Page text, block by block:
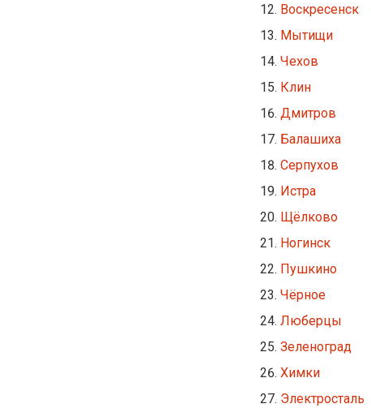
Воскресенск
Мытищи
Чехов
Клин
Дмитров
Балашиха
Серпухов
Истра
Щёлково
Ногинск
Пушкино
Чёрное
Люберцы
Зеленоград
Химки
Электросталь